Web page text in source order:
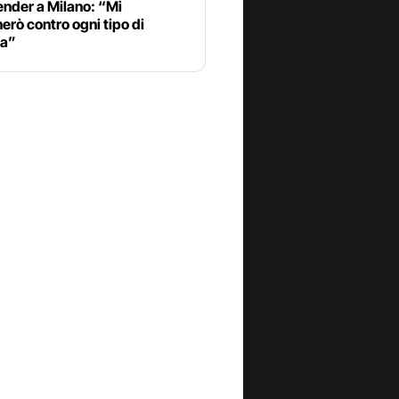
a Milano: “Mi
contro ogni tipo di